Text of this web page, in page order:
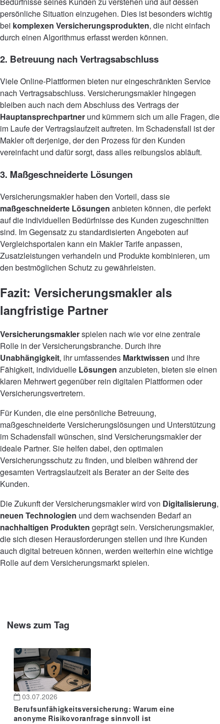
persönliche Situation einzugehen. Dies ist besonders wichtig
bei komplexen Versicherungsprodukten, die nicht einfach
durch einen Algorithmus erfasst werden können.
2. Betreuung nach Vertragsabschluss
Viele Online-Plattformen bieten nur eingeschränkten Service
nach Vertragsabschluss. Versicherungsmakler hingegen
bleiben auch nach dem Abschluss des Vertrags der
Hauptansprechpartner und kümmern sich um alle Fragen, die
im Laufe der Vertragslaufzeit auftreten. Im Schadensfall ist der
Makler oft derjenige, der den Prozess für den Kunden
vereinfacht und dafür sorgt, dass alles reibungslos abläuft.
3. Maßgeschneiderte Lösungen
Versicherungsmakler haben den Vorteil, dass sie
maßgeschneiderte Lösungen anbieten können, die perfekt
auf die individuellen Bedürfnisse des Kunden zugeschnitten
sind. Im Gegensatz zu standardisierten Angeboten auf
Vergleichsportalen kann ein Makler Tarife anpassen,
Zusatzleistungen verhandeln und Produkte kombinieren, um
den bestmöglichen Schutz zu gewährleisten.
Fazit: Versicherungsmakler als
langfristige Partner
Versicherungsmaklerspielen nach wie vor eine zentrale
Rolle in der Versicherungsbranche. Durch ihre
Unabhängigkeit, ihr umfassendes Marktwissen und ihre
Fähigkeit, individuelle Lösungen anzubieten, bieten sie einen
klaren Mehrwert gegenüber rein digitalen Plattformen oder
Versicherungsvertretern.
Für Kunden, die eine persönliche Betreuung,
maßgeschneiderte Versicherungslösungen und Unterstützung
im Schadensfall wünschen, sind Versicherungsmakler der
ideale Partner. Sie helfen dabei, den optimalen
Versicherungsschutz zu finden, und bleiben während der
gesamten Vertragslaufzeit als Berater an der Seite des
Kunden.
Die Zukunft der Versicherungsmakler wird von Digitalisierung,
neuen Technologien und dem wachsenden Bedarf an
nachhaltigen Produkten geprägt sein. Versicherungsmakler,
die sich diesen Herausforderungen stellen und ihre Kunden
auch digital betreuen können, werden weiterhin eine wichtige
Rolle auf dem Versicherungsmarkt spielen.
News zum Tag
03.07.2026
Berufsunfähigkeitsversicherung: Warum eine
anonyme Risikovoranfrage sinnvoll ist